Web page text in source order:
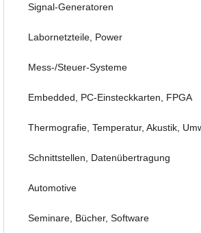
Signal-Generatoren
Labornetzteile, Power
Mess-/Steuer-Systeme
Embedded, PC-Einsteckkarten, FPGA
Thermografie, Temperatur, Akustik,
Schnittstellen, Datenübertragung
Automotive
Seminare, Bücher, Software